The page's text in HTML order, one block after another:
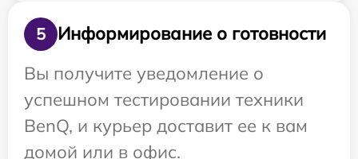
5
Информирование о готовности
Вы получите уведомление о
успешном тестировании техники
BenQ, и курьер доставит ее к вам
домой или в офис.